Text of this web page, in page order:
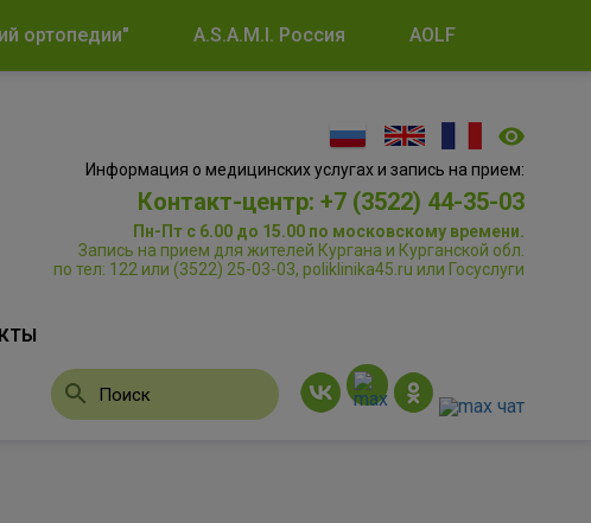
ортопедии" A.S.A.M.I. Россия AOLF
Информация о медицинских услугах и запись на прием:
Контакт-центр: +7 (3522) 44-35-03
Пн-Пт с 6.00 до 15.00 по московскому времени.
Запись на прием для жителей Кургана и Курганской обл.
по тел: 122 или (3522) 25-03-03, poliklinika45.ru или Госуслуги